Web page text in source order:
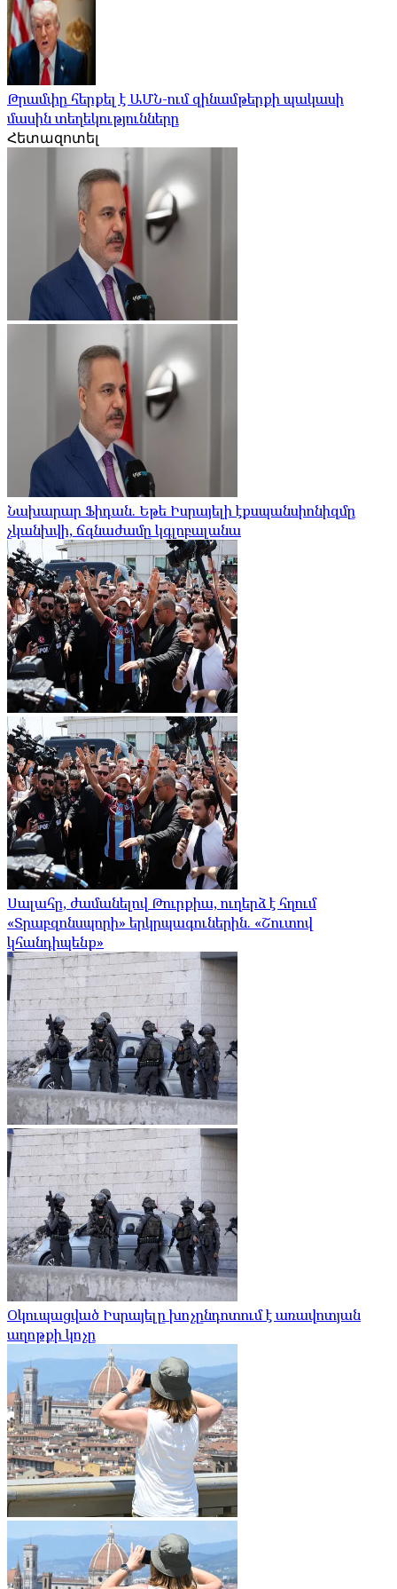
Թրամփը հերքել է ԱՄՆ-ում զինամթերքի պակասի
մասին տեղեկությունները
Հետազոտել
Նախարար Ֆիդան. Եթե Իսրայելի էքսպանսիոնիզմը
չկանխվի, ճգնաժամը կգլոբալանա
Սալահը, ժամանելով Թուրքիա, ուղերձ է հղում
«Տրաբզոնսպորի» երկրպագուներին. «Շուտով
կհանդիպենք»
Օկուպացված Իսրայելը խոչընդոտում է առավոտյան
աղոթքի կոչը